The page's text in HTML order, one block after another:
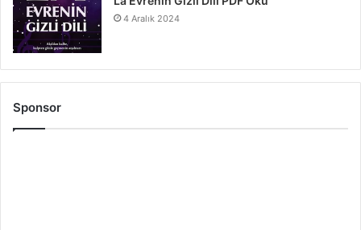
4 Aralık 2024
Sponsor